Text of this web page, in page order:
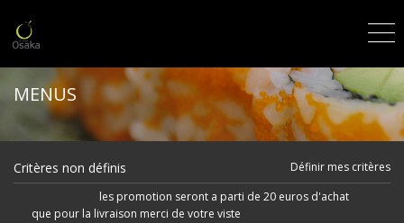
MENUS
Critères non définis
Définir mes critères
les promotion seront a parti de 20 euros d'achat
que pour la livraison merci de votre viste